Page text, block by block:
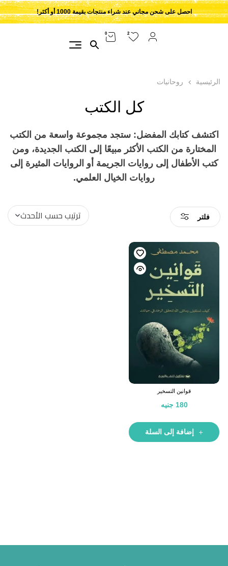
احصل على شحن مجاني عند شراء منتجات بقيمة 1000 أو أكثر!
2
0
الرئيسية روحانيات
كل الكتب
اكتشف كتابك المفضل: ستجد مجموعة واسعة من الكتب
المختارة من الكتب الأكثر مبيعًا إلى الكتب الجديدة، ومن
كتب الأطفال إلى روايات الجريمة أو الروايات المثيرة إلى
روايات الخيال العلمي.
فلتر
قوانين التسخير
180 جنيه
إضافة إلى السلة